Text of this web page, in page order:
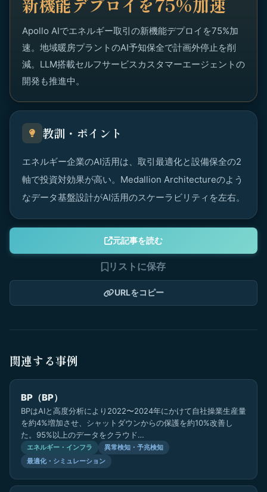
新機能デプロイを75%加速
Apollo AIでエネルギー取引の新機能デプロイを75%加
速。地域暖房プラントのAI予知保全で計画外停止を削
減。LLM搭載セルフサービスカスタマーエージェントの
開発も推進中。
教訓・ポイント
エネルギー企業のAI活用は、取引最適化と設備保全の2
軸で投資対効果が高い。Medallion Architectureのよう
なデータ基盤設計がAI活用のスケーラビリティを左右。
元記事を読む
リストに保存
URLをコピー
関連する事例
BP（BP）
BPはAIと高度分析により2022〜2024年にかけて自社操業生産量
を約4%増加させ、シャットダウンからの保護を約10%改善し
た。95%以上のデータをクラウド…
エネルギー・インフラ
異常検知・予兆検知
最適化・シミュレーション